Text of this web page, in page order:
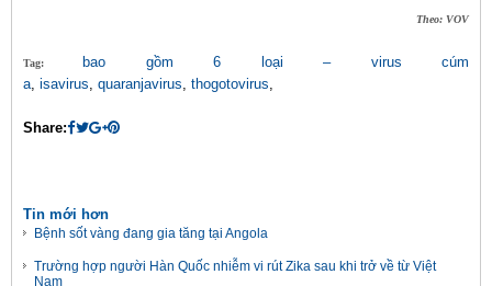
Theo: VOV
Tag:
bao gồm 6 loại – virus cúm
a, isavirus, quaranjavirus, thogotovirus,
Share:
Tin mới hơn
Bệnh sốt vàng đang gia tăng tại Angola
Trường hợp người Hàn Quốc nhiễm vi rút Zika sau khi trở về từ Việt
Nam